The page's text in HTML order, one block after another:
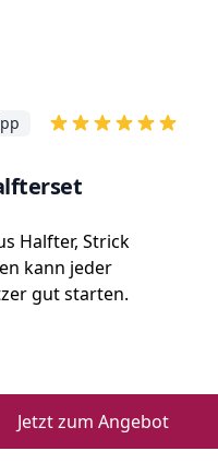
Halfter, Strick
kann jeder
gut starten.
Jetzt zum Angebot